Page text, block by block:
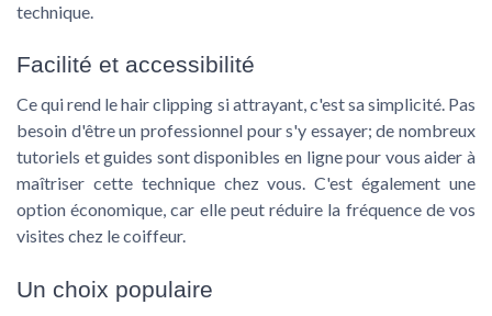
technique.
Facilité et accessibilité
Ce qui rend le hair clipping si attrayant, c'est sa simplicité. Pas
besoin d'être un professionnel pour s'y essayer; de nombreux
tutoriels et guides sont disponibles en ligne pour vous aider à
maîtriser cette technique chez vous. C'est également une
option économique, car elle peut réduire la fréquence de vos
visites chez le coiffeur.
Un choix populaire